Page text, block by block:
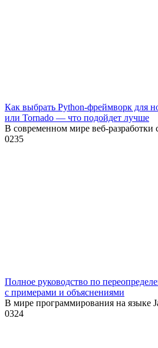
Как выбрать Python-фреймворк для
или Tornado — что подойдет лучше
В современном мире веб-разработки
0235
Полное руководство по
с примерами и объяснениями
В мире программирования на языке
0324